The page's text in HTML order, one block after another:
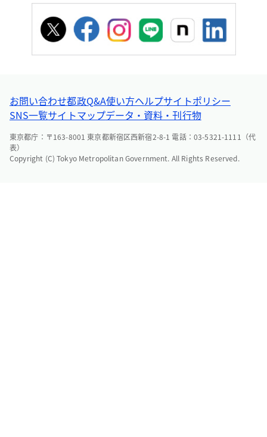
お問い合わせ都政Q&A使い方ヘルプサイトポリシー
SNS一覧サイトマップデータ・資料・刊行物
東京都庁：〒163-8001 東京都新宿区西新宿2-8-1 電話：03-5321-1111（代
表）
Copyright (C) Tokyo Metropolitan Government. All Rights Reserved.